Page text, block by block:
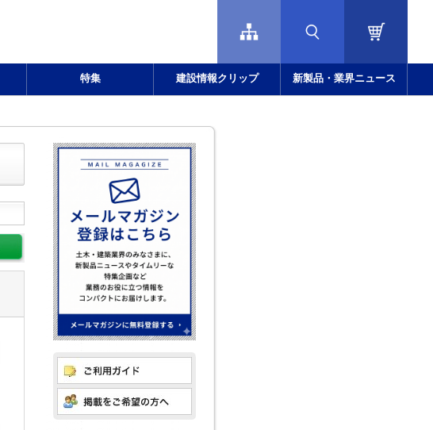
特集 建設情報クリップ 新製品・業界ニュース